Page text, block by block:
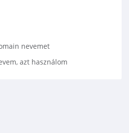
nevemet
azt használom